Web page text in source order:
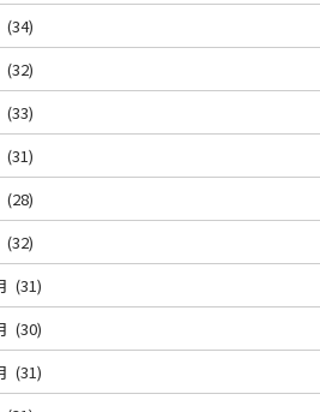
(34)
(32)
(33)
(31)
(28)
(32)
(31)
(30)
(31)